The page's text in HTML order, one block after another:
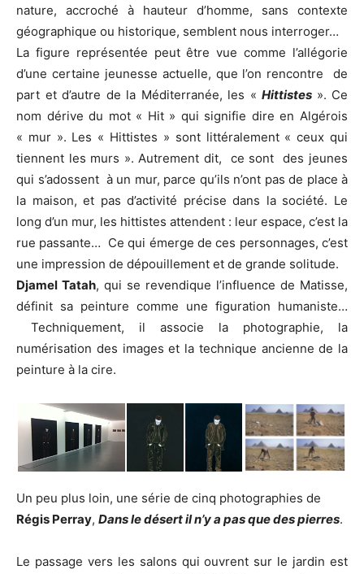
nature, accroché à hauteur d’homme, sans contexte
géographique ou historique, semblent nous interroger…
La figure représentée peut être vue comme l’allégorie
d’une certaine jeunesse actuelle, que l’on rencontre de
part et d’autre de la Méditerranée, les « Hittistes ». Ce
nom dérive du mot « Hit » qui signifie dire en Algérois
« mur ». Les « Hittistes » sont littéralement « ceux qui
tiennent les murs ». Autrement dit, ce sont des jeunes
qui s’adossent à un mur, parce qu’ils n’ont pas de place à
la maison, et pas d’activité précise dans la société. Le
long d’un mur, les hittistes attendent : leur espace, c’est la
rue passante… Ce qui émerge de ces personnages, c’est
une impression de dépouillement et de grande solitude.
Djamel Tatah, qui se revendique l’influence de Matisse,
définit sa peinture comme une figuration humaniste…
Techniquement, il associe la photographie, la
numérisation des images et la technique ancienne de la
peinture à la cire.
Un peu plus loin, une série de cinq photographies de
Régis Perray, Dans le désert il n’y a pas que des pierres.
Le passage vers les salons qui ouvrent sur le jardin est